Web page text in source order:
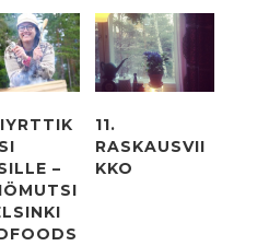
–
11.
RASKAUSVII
KKO